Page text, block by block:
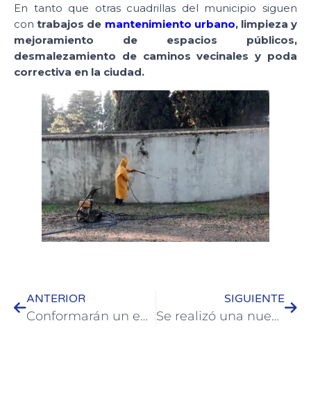
En tanto que otras cuadrillas del municipio siguen
contrabajos de mantenimiento urbano, limpieza y
mejoramiento de espacios públicos,
desmalezamiento de caminos vecinales y poda
correctiva en la ciudad.
ANTERIOR
Conformarán un equipo de trabajo para encarar un ordenamiento territorial de Colón
SIGUIENTE
Se realizó una nueva jornada por el Día Mundial contra la Trata de Personas con agentes públicos